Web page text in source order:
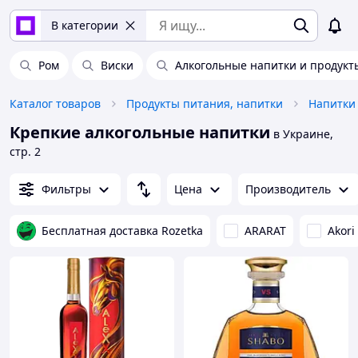
В категории
Ром Виски Алкогольные напитки и
Каталог товаров Продукты питания, напитки Напитки
Крепкие алкогольные напитки в Украине,
стр. 2
Фильтры Цена Производитель
Бесплатная доставка Rozetka ARARAT Akori